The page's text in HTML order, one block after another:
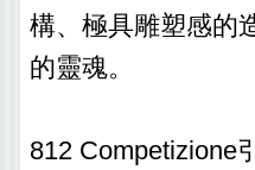
構、極具雕塑感的
的靈魂。
812 Competizione